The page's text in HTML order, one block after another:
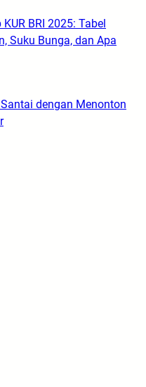
BRI 2025: Tabel
Suku Bunga, dan Apa
dengan Menonton